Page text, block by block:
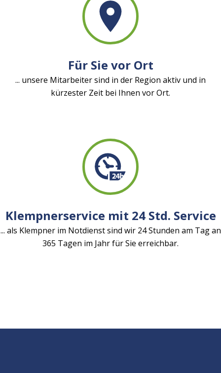
Für Sie vor Ort
... unsere Mitarbeiter sind in der Region aktiv und in
kürzester Zeit bei Ihnen vor Ort.
Klempnerservice mit 24 Std. Service
... als Klempner im Notdienst sind wir 24 Stunden am Tag an
365 Tagen im Jahr für Sie erreichbar.